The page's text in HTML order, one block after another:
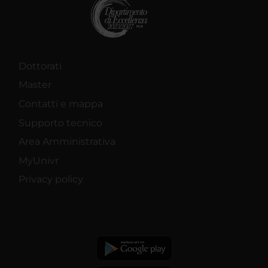
Dottorati
Master
Contatti e mappa
Supporto tecnico
Area Amministrativa
MyUnivr
Privacy policy